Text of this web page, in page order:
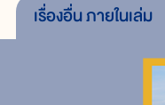
เรื่องอื่นภายในเล่ม